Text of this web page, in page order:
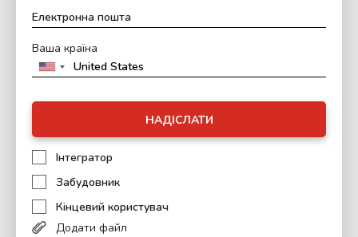
Ваша країна
НАДІСЛАТИ
Інтегратор
Забудовник
Кінцевий користувач
Додати файл